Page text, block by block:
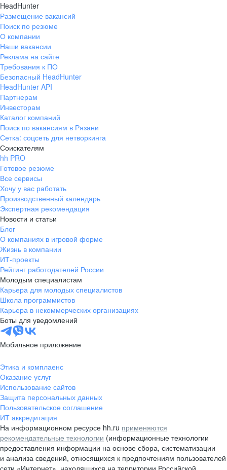
HeadHunter
Размещение вакансий
Поиск по резюме
О компании
Наши вакансии
Реклама на сайте
Требования к ПО
Безопасный HeadHunter
HeadHunter API
Партнерам
Инвесторам
Каталог компаний
Поиск по вакансиям в Рязани
Сетка: соцсеть для нетворкинга
Соискателям
hh PRO
Готовое резюме
Все сервисы
Хочу у вас работать
Производственный календарь
Экспертная рекомендация
Новости и статьи
Блог
О компаниях в игровой форме
Жизнь в компании
ИТ-проекты
Рейтинг работодателей России
Молодым специалистам
Карьера для молодых специалистов
Школа программистов
Карьера в некоммерческих организациях
Боты для уведомлений
Мобильное приложение
Этика и комплаенс
Оказание услуг
Использование сайтов
Защита персональных данных
Пользовательское соглашение
ИТ аккредитация
На информационном ресурсе hh.ru применяются
рекомендательные технологии (информационные технологии
предоставления информации на основе сбора, систематизации
и анализа сведений, относящихся к предпочтениям пользователей